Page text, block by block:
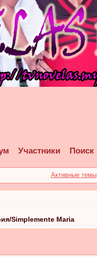
Участники Поиск
Активные темы
Simplemente Maria